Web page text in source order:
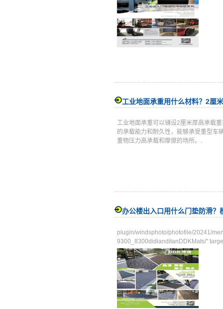
工业地面承重用什么材料？2厘
工业地面承重可以铺设2厘米厚高承载
的承载能力和耐久性，能够承受重型车
重物压力高承载和摩擦的场所。.
办公楼出入口用什么门垫防滑？
plugin/windsphoto/photofile/20241/
9300_8300didianditanDDKMats/"